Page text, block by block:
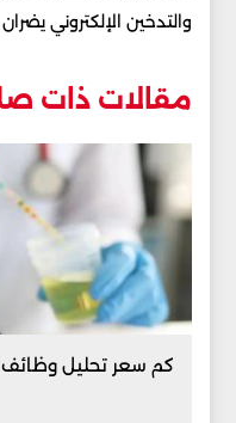
والتدخين الإلكتروني
مقالات ذات
كم سعر تحليل وظائف